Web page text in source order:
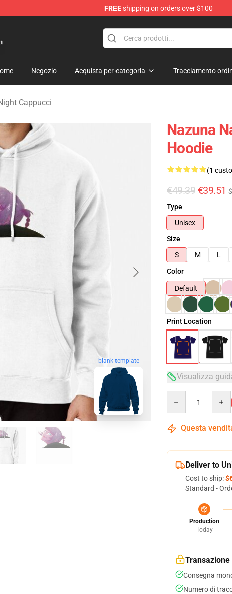
FREEshipping on orders over $100
Negozio Acquista per categoria Tracciamento
Cappucci
blank template
Nazuna
Hoodie
(1
€49.39 €39.51
Type
Unisex
Size
S
M L
Color
Default
Print Location
Visualizza
Questa
Deliver to
Cost to ship:
Standard -
Production
Today
Transazione
Consegna
Numero di